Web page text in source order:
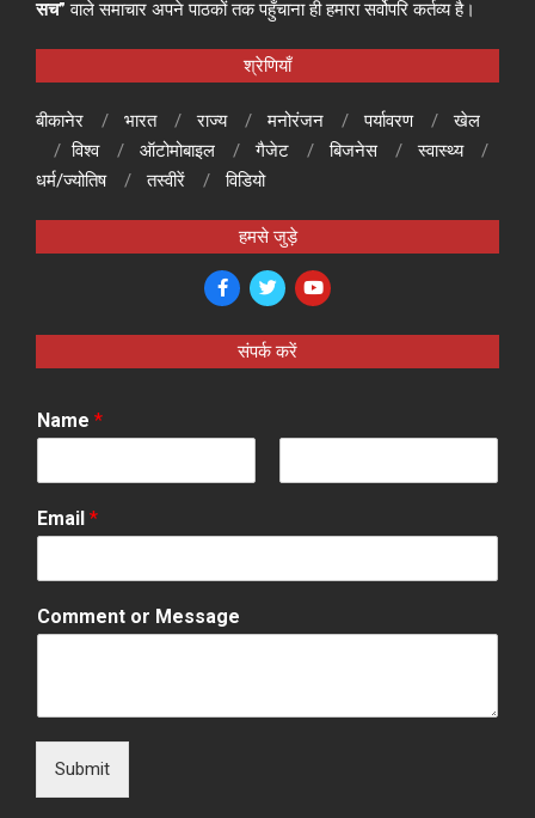
सच” वाले समाचार अपने पाठकों तक पहुँचाना ही हमारा सर्वोपरि कर्तव्य है।
श्रेणियाँ
बीकानेर भारत राज्य मनोरंजन पर्यावरण
खेल
विश्व
ऑटोमोबाइल गैजेट बिजनेस
स्वास्थ्य
धर्म/ज्योतिष
तस्वीरें विडियो
हमसे जुड़े
संपर्क करें
Name *
i
rEmail *
Comment or Message
Submit